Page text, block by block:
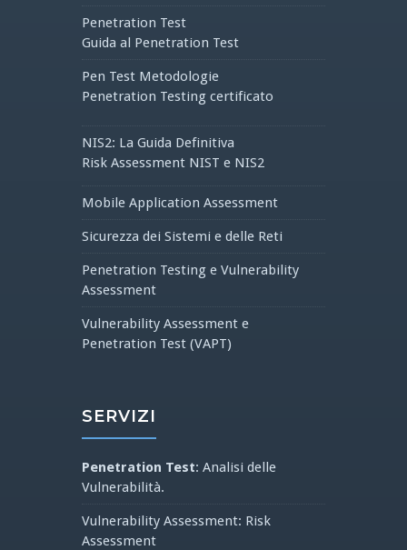
Penetration Test
Guida al Penetration Test
Pen Test Metodologie
Penetration Testing certificato
NIS2: La Guida Definitiva
Risk Assessment NIST e NIS2
Mobile Application Assessment
Sicurezza dei Sistemi e delle Reti
Penetration Testing e Vulnerability
Assessment
Vulnerability Assessment e
Penetration Test (VAPT)
SERVIZI
Penetration Test: Analisi delle
Vulnerabilità.
Vulnerability Assessment: Risk
Assessment